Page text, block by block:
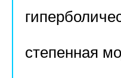
степенная